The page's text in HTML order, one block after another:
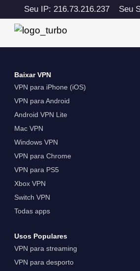
Seu IP: 216.73.216.237 Seu
Baixar VPN
VPN para iPhone (iOS)
VPN para Android
Android VPN Lite
Mac VPN
Windows VPN
VPN para Chrome
VPN para PS5
Xbox VPN
Switch VPN
Todas apps
Usos Populares
VPN para streaming
VPN para desporto